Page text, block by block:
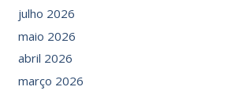
julho 2026
maio 2026
abril 2026
março 2026